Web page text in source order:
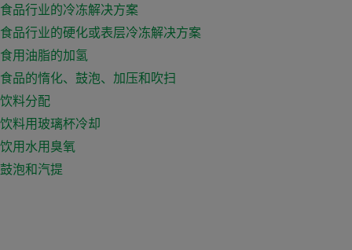
食品行业的冷冻解决方案
食品行业的硬化或表层冷冻解决方案
食用油脂的加氢
食品的惰化、鼓泡、加压和吹扫
饮料分配
饮料用玻璃杯冷却
饮用水用臭氧
鼓泡和汽提